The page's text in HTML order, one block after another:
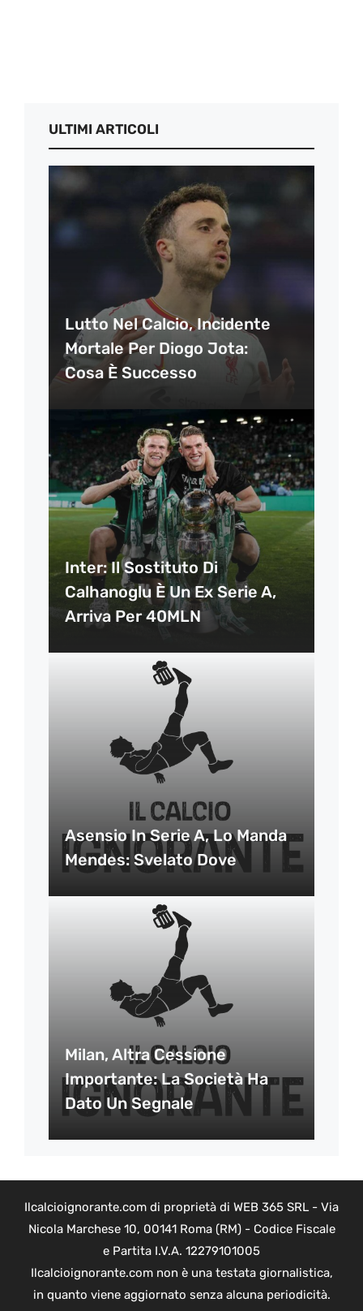
ULTIMI ARTICOLI
Lutto Nel Calcio, Incidente
Mortale Per Diogo Jota:
Cosa È Successo
Inter: Il Sostituto Di
Calhanoglu È Un Ex Serie A,
Arriva Per 40MLN
Asensio In Serie A, Lo Manda
Mendes: Svelato Dove
Milan, Altra Cessione
Importante: La Società Ha
Dato Un Segnale
Ilcalcioignorante.com di proprietà di WEB 365 SRL - Via
Nicola Marchese 10, 00141 Roma (RM) - Codice Fiscale
e Partita I.V.A. 12279101005
Ilcalcioignorante.com non è una testata giornalistica,
in quanto viene aggiornato senza alcuna periodicità.